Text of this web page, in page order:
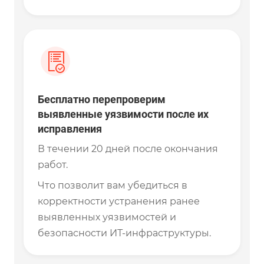
Бесплатно перепроверим
выявленные уязвимости после их
исправления
В течении 20 дней после окончания
работ.
Что позволит вам убедиться в
корректности устранения ранее
выявленных уязвимостей и
безопасности ИТ-инфраструктуры.